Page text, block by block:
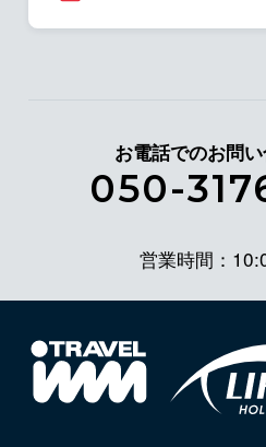
お電話でのお問
050-
営業時間：